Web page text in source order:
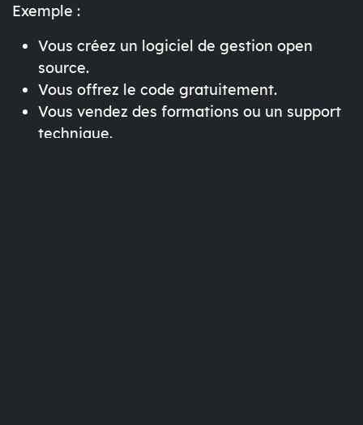
Exemple :
Vous créez un logiciel de gestion open
source.
Vous offrez le code gratuitement.
Vous vendez des formations ou un support
technique.